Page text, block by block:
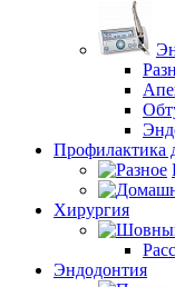
Профилактика
Хирургия
Эндодонтия